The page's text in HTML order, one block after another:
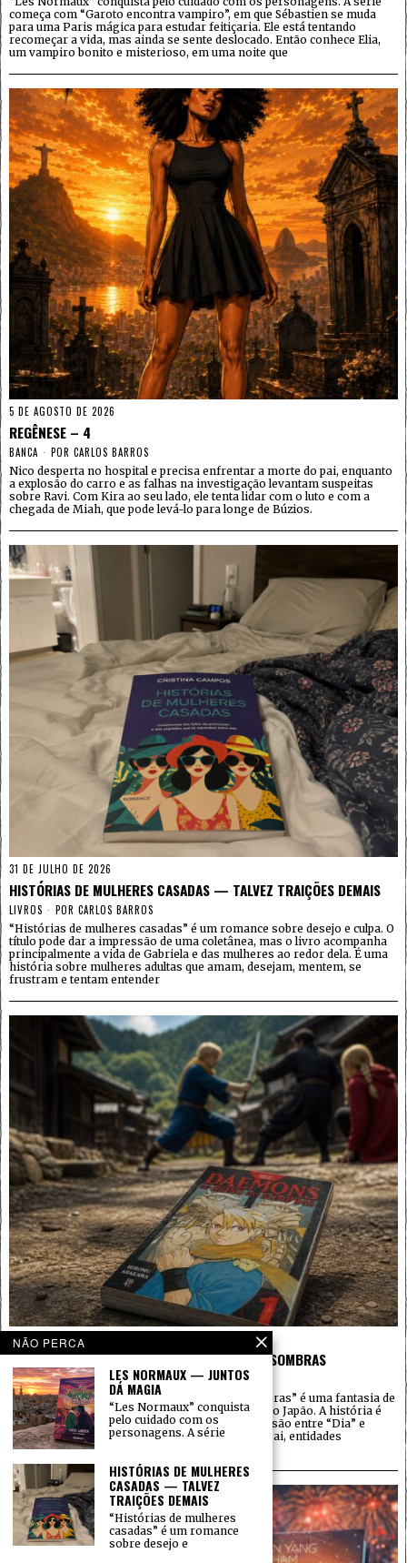
começa com “Garoto encontra vampiro”, em que Sébastien se muda
para uma Paris mágica para estudar feitiçaria. Ele está tentando
recomeçar a vida, mas ainda se sente deslocado. Então conhece Elia,
um vampiro bonito e misterioso, em uma noite que
5 DE AGOSTO DE 2026
REGÊNESE – 4
BANCA POR CARLOS BARROS
Nico desperta no hospital e precisa enfrentar a morte do pai, enquanto
a explosão do carro e as falhas na investigação levantam suspeitas
sobre Ravi. Com Kira ao seu lado, ele tenta lidar com o luto e com a
chegada de Miah, que pode levá-lo para longe de Búzios.
31 DE JULHO DE 2026
HISTÓRIAS DE MULHERES CASADAS — TALVEZ TRAIÇÕES DEMAIS
LIVROS POR CARLOS BARROS
“Histórias de mulheres casadas” é um romance sobre desejo e culpa. O
título pode dar a impressão de uma coletânea, mas o livro acompanha
principalmente a vida de Gabriela e das mulheres ao redor dela. É uma
história sobre mulheres adultas que amam, desejam, mentem, se
frustram e tentam entender
27 DE JULHO DE 2026
YOMI NO TSUGAI — DAEMONS DO REINO DAS SOMBRAS
QUADRINHOS POR CARLOS BARROS
“Yomi no Tsugai – Daemons do Reino das Sombras” é uma fantasia de
ação de Hiromu Arakawa ainda em andamento no Japão. A história é
sobre os gêmeos Yuru e Asa, nascidos sob a divisão entre “Dia” e
“Noite” e ligados ao poder de comandar os Tsugai, entidades
sobrenaturais que
NÃO PERCA
LES NORMAUX — JUNTOS
DÁ MAGIA
“Les Normaux” conquista
pelo cuidado com os
personagens. A série
HISTÓRIAS DE MULHERES
CASADAS — TALVEZ
TRAIÇÕES DEMAIS
“Histórias de mulheres
casadas” é um romance
sobre desejo e